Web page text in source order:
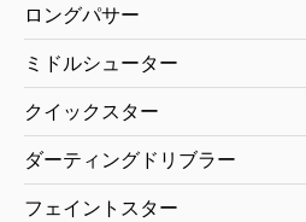
ロングパサー
ミドルシューター
クイックスター
ダーティングドリブラー
フェイントスター